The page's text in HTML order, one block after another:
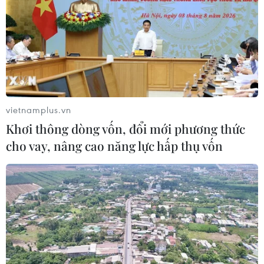
Đồng Đò trước 30/9
09/08/2026 12:49
Đổi mới công tác phổ biến, giáo dục pháp luật
trong bối cảnh bùng nổ mạng xã hội
09/08/2026 12:27
vietnamplus.vn
Khơi thông dòng vốn, đổi mới phương thức
cho vay, nâng cao năng lực hấp thụ vốn